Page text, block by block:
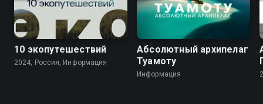
10 экопутешествий
2024, Россия, Информация
Абсолютный архипелаг
Туамоту
Информация